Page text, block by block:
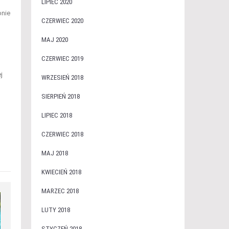
LIPIEC 2020
CZERWIEC 2020
MAJ 2020
CZERWIEC 2019
WRZESIEŃ 2018
SIERPIEŃ 2018
LIPIEC 2018
CZERWIEC 2018
MAJ 2018
KWIECIEŃ 2018
MARZEC 2018
LUTY 2018